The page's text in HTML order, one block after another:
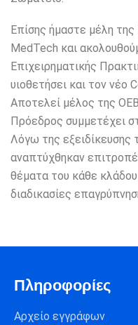
Επίσης ήμαστε μέλη
MedTech και
Επιχειρηματικής
υιοθετήσει και τον νέο
Αποτελεί μέλος της
Πρόεδρος συμμετέχει
Λόγω της
αναπτύχθηκαν
θέματα του κάθε κλάδου
διαδικασίες
Πληροφορίες
Αρχείο εγγράφων